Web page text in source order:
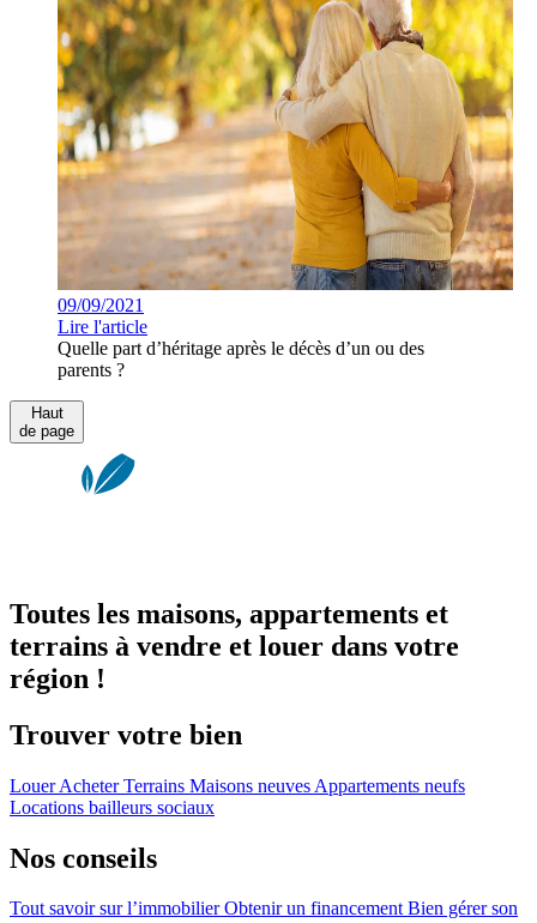
09/09/2021
Lire l'article
Quelle part d’héritage après le décès d’un ou des
parents ?
Haut
de page
Toutes les maisons, appartements et
terrains à vendre et louer dans votre
région !
Trouver votre bien
LouerAcheterTerrains Maisons neuves Appartements neufs
Locations bailleurs sociaux
Nos conseils
Tout savoir sur l’immobilierObtenir un financementBien gérer son